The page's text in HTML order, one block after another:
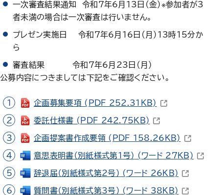
一次審査結果通知 令和7年6月13日（金）※参加者が3
者未満の場合は一次審査は行いません。
プレゼン実施日 令和7年6月16日（月）13時15分か
ら
審査結果 令和7年6月23日（月）
公募内容につきましては下記をご確認ください。
企画募集要項 (PDF 252.31KB) （新しいウィンド
委託仕様書 (PDF 242.75KB) （新しいウィンドウ
企画提案書作成要領 (PDF 158.26KB) （新しい
意思表明書（別紙様式第1号） (ワード 27KB) （新し
辞退届（別紙様式第2号） (ワード 26KB) （新しいウ
質問書（別紙様式第3号） (ワード 38KB) （新しいウ